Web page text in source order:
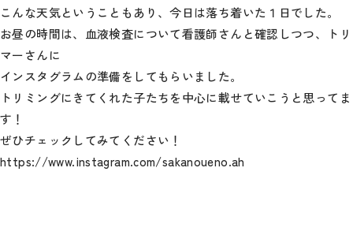
こんな天気ということもあり、今日は落ち着いた１日でした。
お昼の時間は、血液検査について看護師さんと確認しつつ、トリ
マーさんに
インスタグラムの準備をしてもらいました。
トリミングにきてくれた子たちを中心に載せていこうと思ってま
す！
ぜひチェックしてみてください！
https://www.instagram.com/sakanoueno.ah